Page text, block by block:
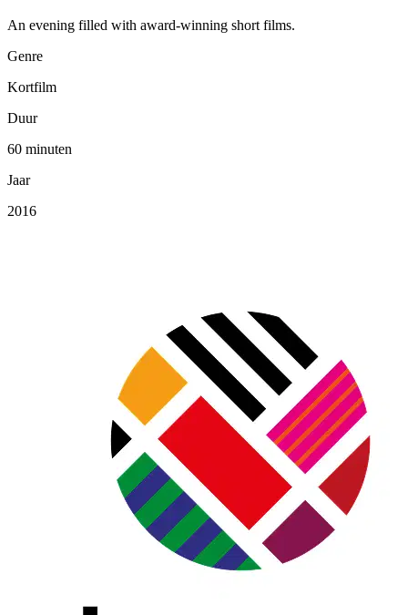
An evening filled with award-winning short films.
Genre
Kortfilm
Duur
60 minuten
Jaar
2016